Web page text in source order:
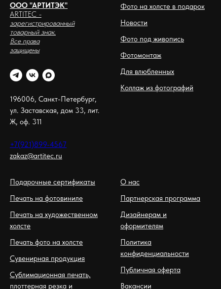
ООО "АРТИТЭК"
ARTITEC -
зарегистрированный
товарный знак.
Все права
защищены
196006, Санкт-Петербург,
ул. Заставская, дом 33, лит.
Ж, оф. 311
+7(921)899-4567
zakaz@artitec.ru
Фото на холсте в подарок
Новости
Фото под живопись
Фотомонтаж
Для влюбленных
Коллаж из фотографий
Подарочные сертификаты
Печать на фотовиниле
Печать на художественном
холсте
Печать фото на холсте
Сувенирная продукция
Сублимационная печать,
плоттерная резка и
О нас
Партнерская программа
Дизайнерам и
оформителям
Политика
конфиденциальности
Публичная оферта
Вакансии